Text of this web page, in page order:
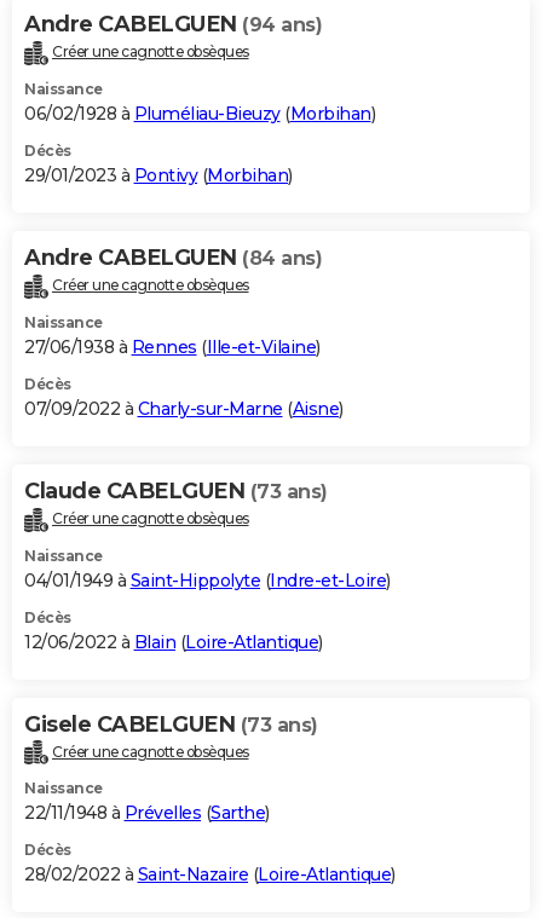
Andre CABELGUEN (94 ans)
Créer une cagnotte obsèques
Naissance
06/02/1928 à Pluméliau-Bieuzy(Morbihan)
Décès
29/01/2023 à Pontivy(Morbihan)
Andre CABELGUEN (84 ans)
Créer une cagnotte obsèques
Naissance
27/06/1938 à Rennes (Ille-et-Vilaine)
Décès
07/09/2022 à Charly-sur-Marne (Aisne)
Claude CABELGUEN (73 ans)
Créer une cagnotte obsèques
Naissance
04/01/1949 à Saint-Hippolyte (Indre-et-Loire)
Décès
12/06/2022 à Blain (Loire-Atlantique)
Gisele CABELGUEN (73 ans)
Créer une cagnotte obsèques
Naissance
22/11/1948 à Prévelles (Sarthe)
Décès
28/02/2022 à Saint-Nazaire (Loire-Atlantique)